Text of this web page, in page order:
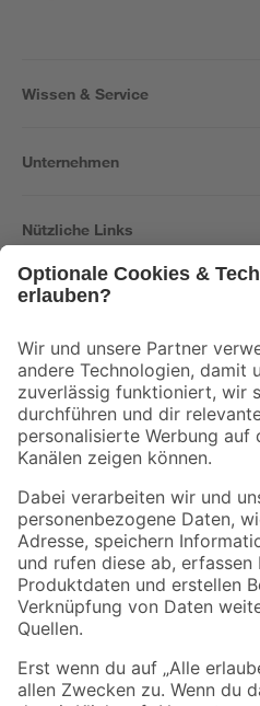
Wissen & Service
Unternehmen
Nützliche Links
Der toom Newsletter: Keine Angebote
Zur Newsletter Anmeldung
Folge uns
Zahlungsarten
Sicher einkaufen